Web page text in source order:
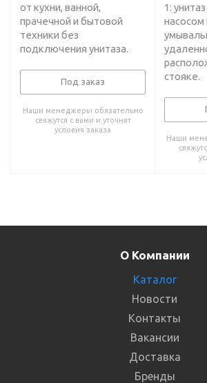
от кухни, ванной,
прачечной и бытовой
техники без
подключения унитаза.
Под заказ
Наши менеджеры обязательно
свяжутся с вами и уточнят
условия заказа
1:
стояке.
Наши
О Компании
Каталог
Новости
Контакты
Вакансии
Доставка
Бренды